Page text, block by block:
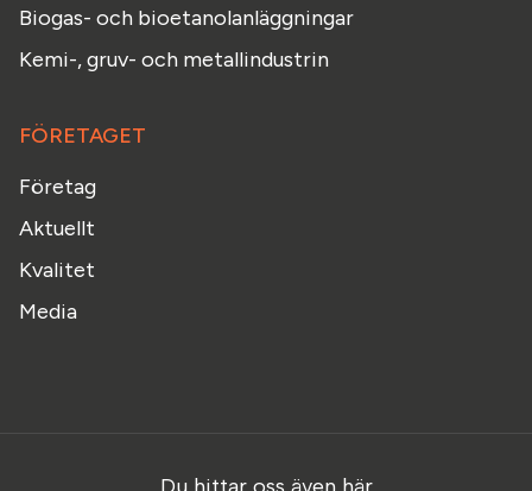
Biogas- och bioetanolanläggningar
Kemi-, gruv- och metallindustrin
FÖRETAGET
Företag
Aktuellt
Kvalitet
Media